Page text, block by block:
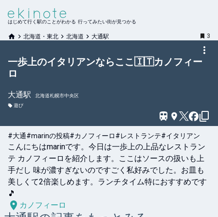
はじめて行く駅のことがわかる 行ってみたい街が見つかる
北海道・東北 北海道 大通駅 3
一歩上のイタリアンならここ🇮🇹カノフィー
ロ
大通駅
北海道札幌市中央区
遊び
#大通#marinの投稿#カノフィーロ#レストランテ#イタリアン
こんにちはmarinです。今日は一歩上の上品なレストラン
テ カノフィーロを紹介します。ここはソースの扱いも上
手だし 味が濃すぎないのですごく私好みでした。お皿も
美しくて2倍楽しめます。ランチタイム特におすすめです
🎵
カノフィーロ